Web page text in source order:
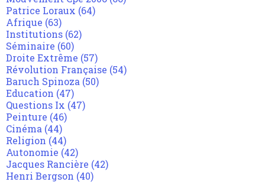
Patrice Loraux (64)
Afrique (63)
Institutions (62)
Séminaire (60)
Droite Extrême (57)
Révolution Française (54)
Baruch Spinoza (50)
Education (47)
Questions Ix (47)
Peinture (46)
Cinéma (44)
Religion (44)
Autonomie (42)
Jacques Rancière (42)
Henri Bergson (40)